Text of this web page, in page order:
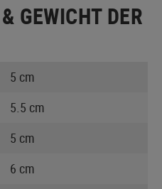
GEWICHT DER
5 cm
5.5 cm
5 cm
6 cm